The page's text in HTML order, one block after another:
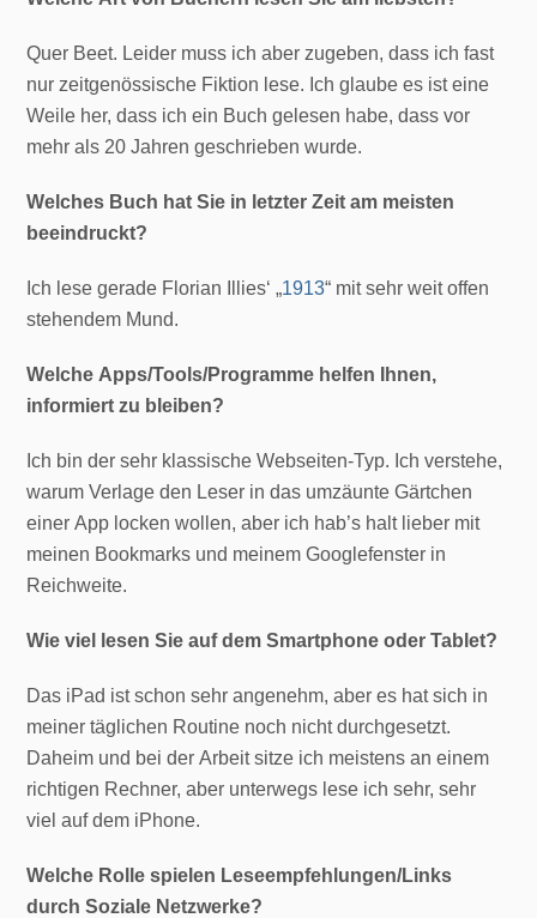
Quer Beet. Leider muss ich aber zugeben, dass ich fast
nur zeitgenössische Fiktion lese. Ich glaube es ist eine
Weile her, dass ich ein Buch gelesen habe, dass vor
mehr als 20 Jahren geschrieben wurde.
Welches Buch hat Sie in letzter Zeit am meisten
beeindruckt?
Ich lese gerade Florian Illies‘ „1913“ mit sehr weit offen
stehendem Mund.
Welche Apps/Tools/Programme helfen Ihnen,
informiert zu bleiben?
Ich bin der sehr klassische Webseiten-Typ. Ich verstehe,
warum Verlage den Leser in das umzäunte Gärtchen
einer App locken wollen, aber ich hab’s halt lieber mit
meinen Bookmarks und meinem Googlefenster in
Reichweite.
Wie viel lesen Sie auf dem Smartphone oder Tablet?
Das iPad ist schon sehr angenehm, aber es hat sich in
meiner täglichen Routine noch nicht durchgesetzt.
Daheim und bei der Arbeit sitze ich meistens an einem
richtigen Rechner, aber unterwegs lese ich sehr, sehr
viel auf dem iPhone.
Welche Rolle spielen Leseempfehlungen/Links
durch Soziale Netzwerke?